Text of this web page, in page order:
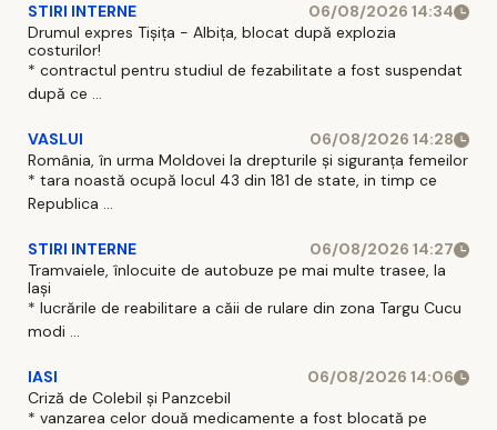
STIRI INTERNE
06/08/2026 14:34
Drumul expres Tișița - Albița, blocat după explozia
costurilor!
* contractul pentru studiul de fezabilitate a fost suspendat
după ce ...
VASLUI
06/08/2026 14:28
România, în urma Moldovei la drepturile și siguranța femeilor
* tara noastă ocupă locul 43 din 181 de state, in timp ce
Republica ...
STIRI INTERNE
06/08/2026 14:27
Tramvaiele, înlocuite de autobuze pe mai multe trasee, la
Iași
* lucrările de reabilitare a căii de rulare din zona Targu Cucu
modi ...
IASI
06/08/2026 14:06
Criză de Colebil și Panzcebil
* vanzarea celor două medicamente a fost blocată pe